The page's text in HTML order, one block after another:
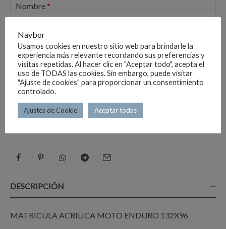
Nombre *
MATR.
ACRIL.
MOTO
ENDURO
132X96
cantidad
AÑADIR AL CARRITO
ADD TO WISHLIST ADD TO COMPARE
SKU:00508
CATEGORÍAS:01-AUTOMOCIÓN,01-MATRÍCULAS
DESCRIPCIÓN
MATRICULA ACRILICA MOTO ENDURO 132X96
Naybor
Usamos cookies en nuestro sitio web para brindarle la
experiencia más relevante recordando sus preferencias y
visitas repetidas. Al hacer clic en "Aceptar todo", acepta el
uso de TODAS las cookies. Sin embargo, puede visitar
"Ajuste de cookies" para proporcionar un consentimiento
controlado.
Ajustes de Cookie Aceptar todas